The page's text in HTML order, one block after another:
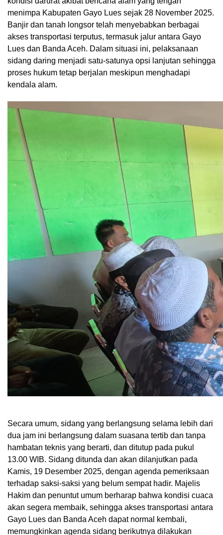
menimpa Kabupaten Gayo Lues sejak 28 November 2025.
Banjir dan tanah longsor telah menyebabkan berbagai
akses transportasi terputus, termasuk jalur antara Gayo
Lues dan Banda Aceh. Dalam situasi ini, pelaksanaan
sidang daring menjadi satu-satunya opsi lanjutan sehingga
proses hukum tetap berjalan meskipun menghadapi
kendala alam.
Secara umum, sidang yang berlangsung selama lebih dari
dua jam ini berlangsung dalam suasana tertib dan tanpa
hambatan teknis yang berarti, dan ditutup pada pukul
13.00 WIB. Sidang ditunda dan akan dilanjutkan pada
Kamis, 19 Desember 2025, dengan agenda pemeriksaan
terhadap saksi-saksi yang belum sempat hadir. Majelis
Hakim dan penuntut umum berharap bahwa kondisi cuaca
akan segera membaik, sehingga akses transportasi antara
Gayo Lues dan Banda Aceh dapat normal kembali,
memungkinkan agenda sidang berikutnya dilakukan